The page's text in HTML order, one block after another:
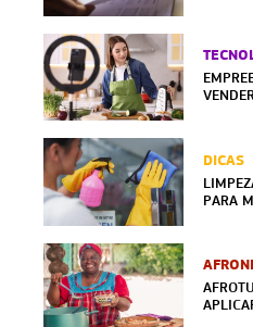
DICAS
PARA